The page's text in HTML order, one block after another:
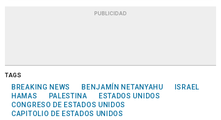
PUBLICIDAD
TAGS
BREAKING NEWS BENJAMÍN NETANYAHU
ISRAEL
HAMAS
PALESTINA
ESTADOS UNIDOS
CONGRESO DE ESTADOS UNIDOS
CAPITOLIO DE ESTADOS UNIDOS